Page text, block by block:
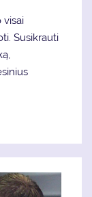
visai
Susikrauti